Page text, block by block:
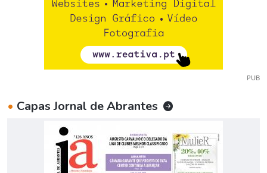
PUB
• Capas Jornal de Abrantes